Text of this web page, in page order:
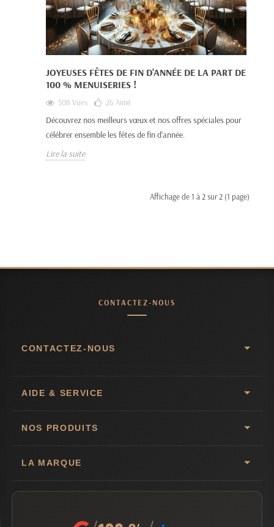
JOYEUSES FÊTES DE FIN D'ANNÉE DE LA PART DE
100 % MENUISERIES !
508 Vues 26 Aimé
Découvrez nos meilleurs vœux et nos offres spéciales pour
célébrer ensemble les fêtes de fin d'année.
Lire la suite
Affichage de 1 à 2 sur 2 (1 page)
CONTACTEZ-NOUS
CONTACTEZ-NOUS
AIDE & SERVICE
NOS PRODUITS
LA MARQUE